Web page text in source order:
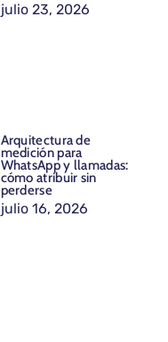
julio 23, 2026
Arquitectura de
medición para
WhatsApp y llamadas:
cómo atribuir sin
perderse
julio 16, 2026